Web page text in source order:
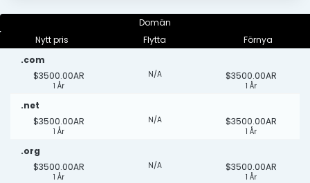
Domän
Nytt pris
Flytta
Förnya
.com
$3500.00AR
1 År
N/A $3500.00AR
1 År
.net
$3500.00AR
1 År
N/A $3500.00AR
1 År
.org
$3500.00AR
1 År
N/A $3500.00AR
1 År